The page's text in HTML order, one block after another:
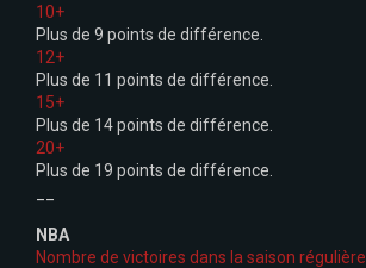
10+
Plus de 9 points de différence.
12+
Plus de 11 points de différence.
15+
Plus de 14 points de différence.
20+
Plus de 19 points de différence.
NBA
Nombre de victoires dans la saison régulière